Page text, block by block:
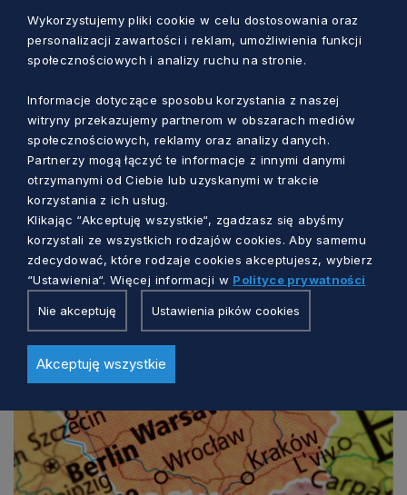
BIZNES I INNOWACJE
Rozwiń skrzydła z Pomorskim Hubem
Innowacji Cyfrowych
Emilia Kordek 5 dni temu
Wykorzystujemy pliki cookie w celu dostosowania oraz
personalizacji zawartości i reklam, umożliwienia funkcji
społecznościowych i analizy ruchu na stronie.
Informacje dotyczące sposobu korzystania z naszej
witryny przekazujemy partnerom w obszarach mediów
społecznościowych, reklamy oraz analizy danych.
Partnerzy mogą łączyć te informacje z innymi danymi
otrzymanymi od Ciebie lub uzyskanymi w trakcie
korzystania z ich usług.
Klikając “Akceptuję wszystkie“, zgadzasz się abyśmy
korzystali ze wszystkich rodzajów cookies. Aby samemu
zdecydować, które rodzaje cookies akceptujesz, wybierz
“Ustawienia“. Więcej informacji w Polityce prywatności
Nie akceptuję Ustawienia pików cookies
Akceptuję wszystkie